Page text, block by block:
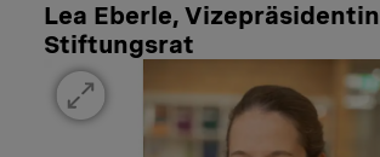
Lea Eberle, Vizepräsidentin
Stiftungsrat